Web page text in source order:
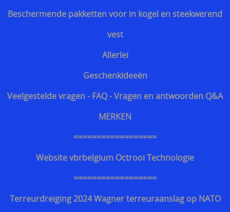
Info kogelwerende vesten voor politieagenten
Beschermende kledij tegen terreuraanslagen
Overleven in Oekraïne voor Benelux burgers
Kogelwerende vesten Ukraine / Oekraïne
===================
Hongaars - Magyar
Slovaaks - Slovenský
Tsjechisch - český
Sloveens - Slovenski
Kroatisch - Hrvatski
Beschermende pakketten voor in kogel en steekwerend
vest
Allerlei
Geschenkideeën
Veelgestelde vragen - FAQ - Vragen en antwoorden Q&A
MERKEN
==================
Website vbrbelgium Octrooi Technologie
==================
Terreurdreiging 2024 Wagner terreuraanslag op NATO